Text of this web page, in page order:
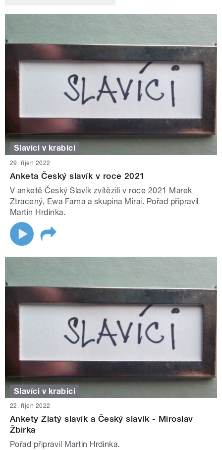
Slavíci v krabici
29. říjen 2022
Anketa Český slavík v roce 2021
V anketě Český Slavík zvítězili v roce 2021 Marek
Ztracený, Ewa Farna a skupina Mirai. Pořad připravil
Martin Hrdinka.
Slavíci v krabici
22. říjen 2022
Ankety Zlatý slavík a Český slavík - Miroslav
Žbirka
Pořad připravil Martin Hrdinka.